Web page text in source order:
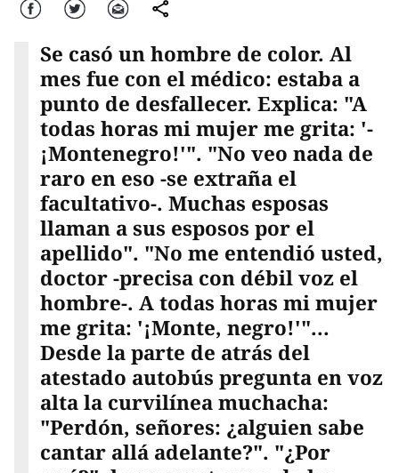
Facebook Twitter Correo comparte
Se casó un hombre de color. Al
mes fue con el médico: estaba a
punto de desfallecer. Explica: "A
todas horas mi mujer me grita: '-
¡Montenegro!'". "No veo nada de
raro en eso -se extraña el
facultativo-. Muchas esposas
llaman a sus esposos por el
apellido". "No me entendió usted,
doctor -precisa con débil voz el
hombre-. A todas horas mi mujer
me grita: '¡Monte, negro!'"...
Desde la parte de atrás del
atestado autobús pregunta en voz
alta la curvilínea muchacha:
"Perdón, señores: ¿alguien sabe
cantar allá adelante?". "¿Por